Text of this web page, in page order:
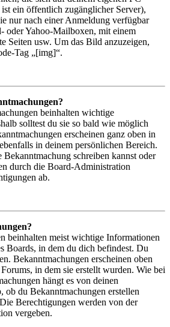
ein öffentlich zugänglicher Server),
nur nach einer Anmeldung verfügbar
oder Yahoo-Mailboxen, mit einem
Seiten usw. Um das Bild anzuzeigen,
Tag „[img]“.
beinhalten wichtige
solltest du sie so bald wie möglich
erscheinen ganz oben in
in deinem persönlichen Bereich.
Bekanntmachung schreiben kannst oder
durch die Board-Administration
ab.
beinhalten meist wichtige Informationen
Boards, in dem du dich befindest. Du
Bekanntmachungen erscheinen oben
in dem sie erstellt wurden. Wie bei
hängt es von deinen
ob du Bekanntmachungen erstellen
Berechtigungen werden von der
vergeben.